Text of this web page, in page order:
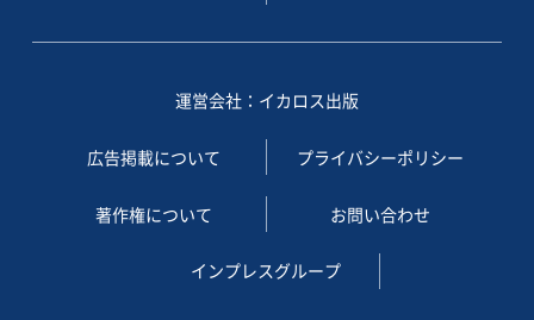
運営会社：イカロス出版
広告掲載について プライバシーポリシー
著作権について お問い合わせ
インプレスグループ